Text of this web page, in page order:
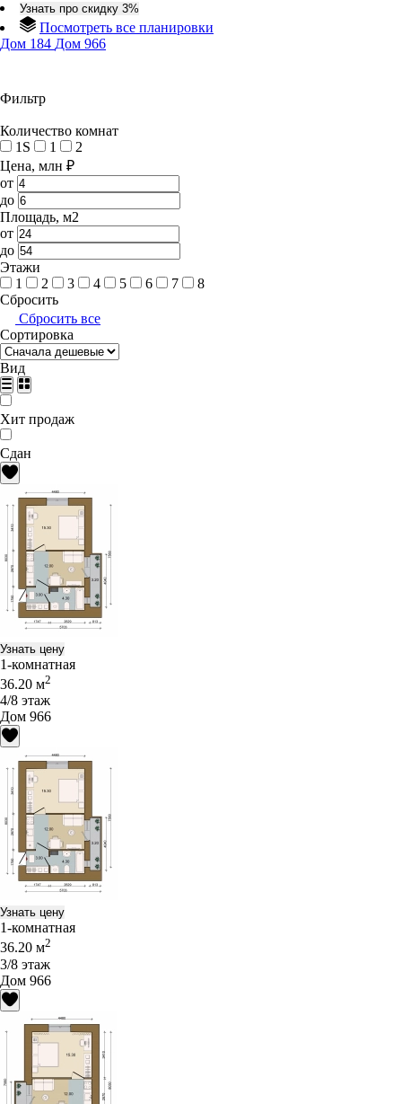
Узнать про скидку 3%
Посмотреть все планировки
Дом 184 Дом 966
Фильтр
Количество комнат
1S
1
2
Цена, млн ₽
от
до
Площадь, м2
от
до
Этажи
1
2 3 4 5 6 7
8
Сбросить
Сбросить все
Сортировка
Вид
Хит продаж
Сдан
Узнать цену
1-комнатная
36.20 м2
4/8 этаж
Дом 966
Узнать цену
1-комнатная
36.20 м2
3/8 этаж
Дом 966